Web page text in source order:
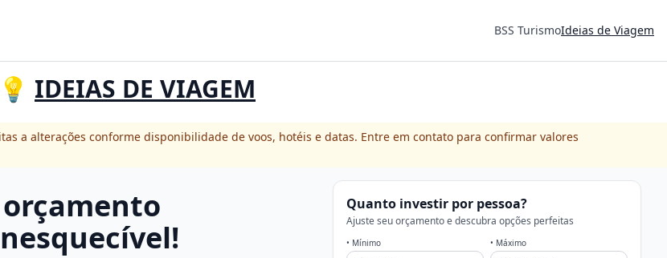
BSS TurismoIdeias de Viagem
💡 IDEIAS DE VIAGEM
a alterações conforme disponibilidade de voos, hotéis e datas. Entre em contato para confirmar valores
Quanto investir por pessoa?
Ajuste seu orçamento e descubra opções perfeitas
• Mínimo • Máximo